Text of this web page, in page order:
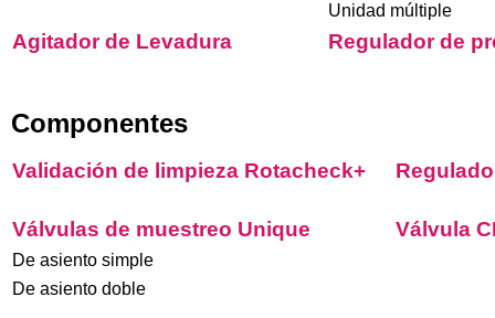
Unidad múltiple
Agitador de Levadura Regulador de
Componentes
Validación de limpieza Rotacheck+
Válvulas de muestreo Unique Válvula
De asiento simple
De asiento doble